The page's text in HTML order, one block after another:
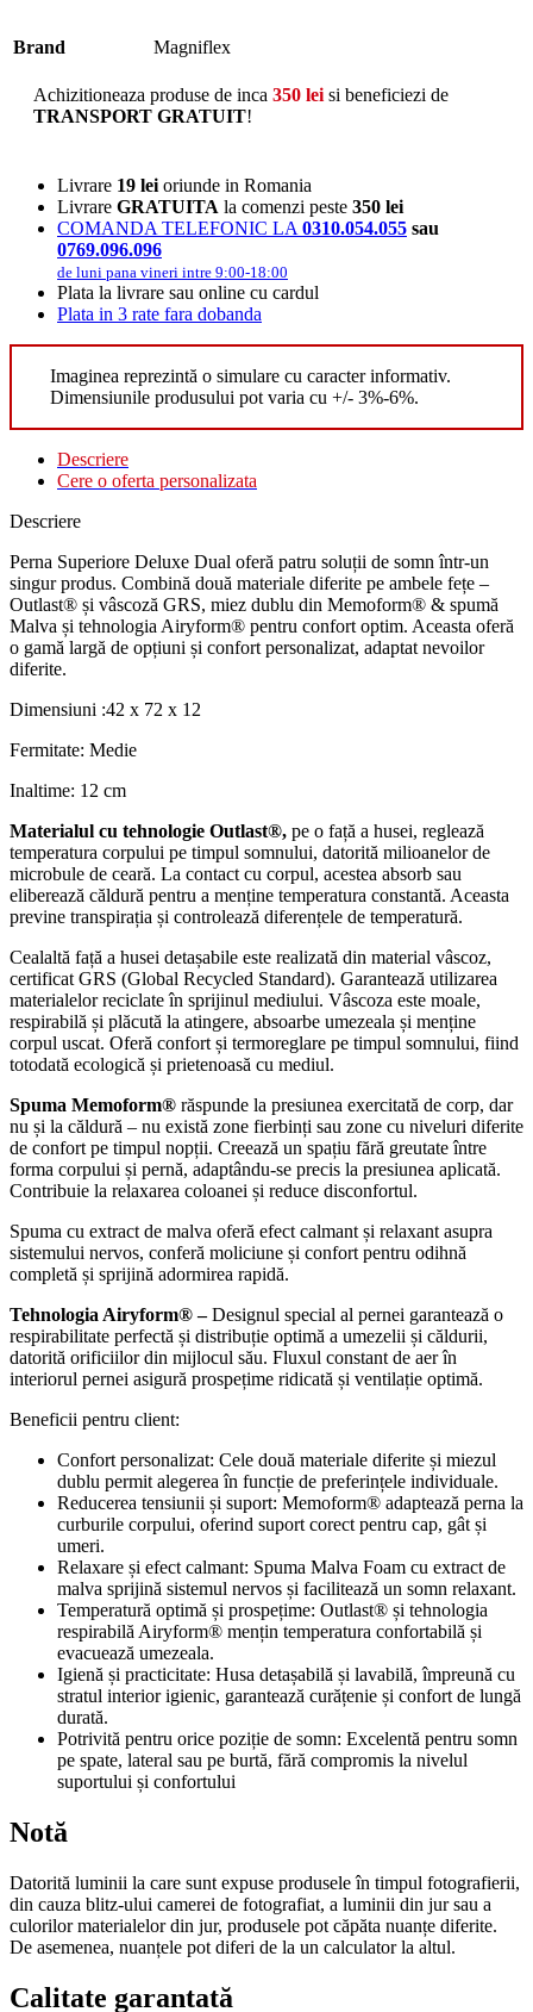
Brand Magniflex
Achizitioneaza produse de inca 350 lei si beneficiezi de
TRANSPORT GRATUIT!
Livrare 19 lei oriunde in Romania
Livrare GRATUITA la comenzi peste 350 lei
COMANDA TELEFONIC LA 0310.054.055 sau
0769.096.096
de luni pana vineri intre 9:00-18:00
Plata la livrare sau online cu cardul
Plata in 3 rate fara dobanda
Imaginea reprezintă o simulare cu caracter informativ.
Dimensiunile produsului pot varia cu +/- 3%-6%.
Descriere
Cere o oferta personalizata
Descriere
Perna Superiore Deluxe Dual oferă patru soluții de somn într-un
singur produs. Combină două materiale diferite pe ambele fețe –
Outlast® și vâscoză GRS, miez dublu din Memoform® & spumă
Malva și tehnologia Airyform® pentru confort optim. Aceasta oferă
o gamă largă de opțiuni și confort personalizat, adaptat nevoilor
diferite.
Dimensiuni :42 x 72 x 12
Fermitate: Medie
Inaltime: 12 cm
Materialul cu tehnologie Outlast®, pe o față a husei, reglează
temperatura corpului pe timpul somnului, datorită milioanelor de
microbule de ceară. La contact cu corpul, acestea absorb sau
eliberează căldură pentru a menține temperatura constantă. Aceasta
previne transpirația și controlează diferențele de temperatură.
Cealaltă față a husei detașabile este realizată din material vâscoz,
certificat GRS (Global Recycled Standard). Garantează utilizarea
materialelor reciclate în sprijinul mediului. Vâscoza este moale,
respirabilă și plăcută la atingere, absoarbe umezeala și menține
corpul uscat. Oferă confort și termoreglare pe timpul somnului, fiind
totodată ecologică și prietenoasă cu mediul.
Spuma Memoform® răspunde la presiunea exercitată de corp, dar
nu și la căldură – nu există zone fierbinți sau zone cu niveluri diferite
de confort pe timpul nopții. Creează un spațiu fără greutate între
forma corpului și pernă, adaptându-se precis la presiunea aplicată.
Contribuie la relaxarea coloanei și reduce disconfortul.
Spuma cu extract de malva oferă efect calmant și relaxant asupra
sistemului nervos, conferă moliciune și confort pentru odihnă
completă și sprijină adormirea rapidă.
Tehnologia Airyform® –Designul special al pernei garantează o
respirabilitate perfectă și distribuție optimă a umezelii și căldurii,
datorită orificiilor din mijlocul său. Fluxul constant de aer în
interiorul pernei asigură prospețime ridicată și ventilație optimă.
Beneficii pentru client:
Confort personalizat: Cele două materiale diferite și miezul
dublu permit alegerea în funcție de preferințele individuale.
Reducerea tensiunii și suport: Memoform® adaptează perna la
curburile corpului, oferind suport corect pentru cap, gât și
umeri.
Relaxare și efect calmant: Spuma Malva Foam cu extract de
malva sprijină sistemul nervos și facilitează un somn relaxant.
Temperatură optimă și prospețime: Outlast® și tehnologia
respirabilă Airyform® mențin temperatura confortabilă și
evacuează umezeala.
Igienă și practicitate: Husa detașabilă și lavabilă, împreună cu
stratul interior igienic, garantează curățenie și confort de lungă
durată.
Potrivită pentru orice poziție de somn: Excelentă pentru somn
pe spate, lateral sau pe burtă, fără compromis la nivelul
suportului și confortului
Notă
Datorită luminii la care sunt expuse produsele în timpul fotografierii,
din cauza blitz-ului camerei de fotografiat, a luminii din jur sau a
culorilor materialelor din jur, produsele pot căpăta nuanțe diferite.
De asemenea, nuanțele pot diferi de la un calculator la altul.
Calitate garantată